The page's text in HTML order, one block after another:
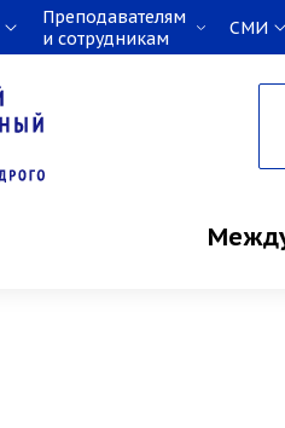
Преподавателям
и сотрудникам
СМИ